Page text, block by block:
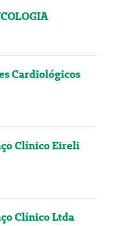
Cardiológicos
Clínico Eireli
Clínico Ltda